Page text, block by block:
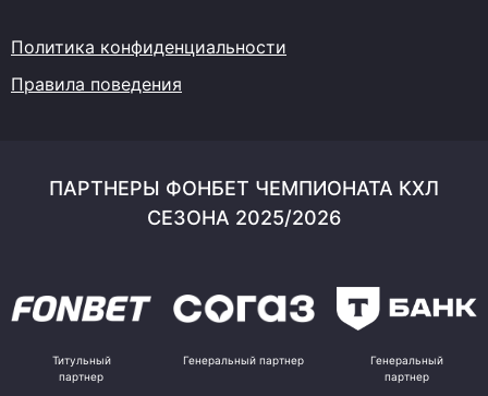
Политика конфиденциальности
Правила поведения
ПАРТНЕРЫ ФОНБЕТ ЧЕМПИОНАТА КХЛ
СЕЗОНА 2025/2026
Титульный
партнер
Генеральный партнер
Генеральный
партнер